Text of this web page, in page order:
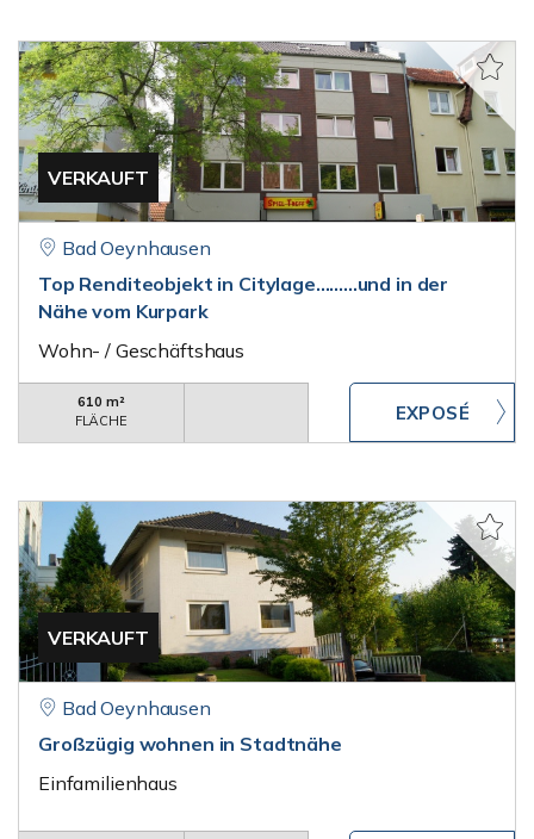
VERKAUFT
Bad Oeynhausen
Top Renditeobjekt in Citylage.........und in der
Nähe vom Kurpark
Wohn- / Geschäftshaus
610 m²
FLÄCHE
VERKAUFT
Bad Oeynhausen
Großzügig wohnen in Stadtnähe
Einfamilienhaus